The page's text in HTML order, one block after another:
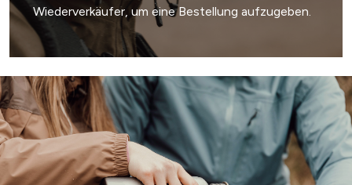
Wiederverkäufer, um eine Bestellung aufzugeben.